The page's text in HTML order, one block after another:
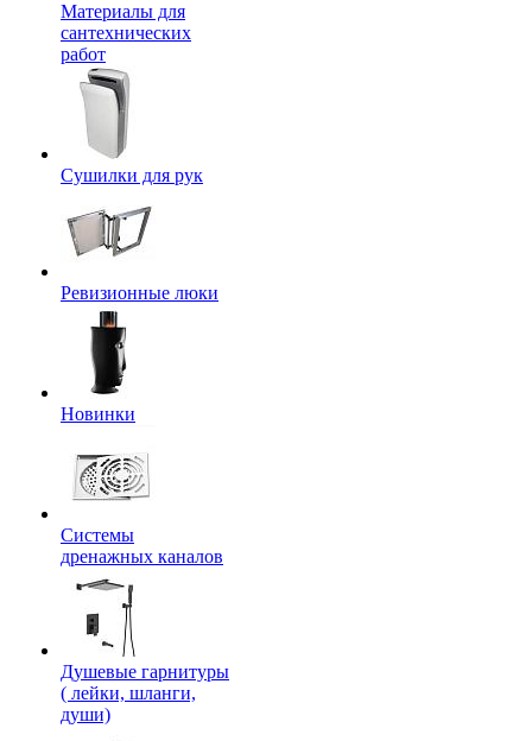
Материалы для
сантехнических
работ
Сушилки для рук
Ревизионные люки
Новинки
Системы
дренажных каналов
Душевые гарнитуры
( лейки, шланги,
души)